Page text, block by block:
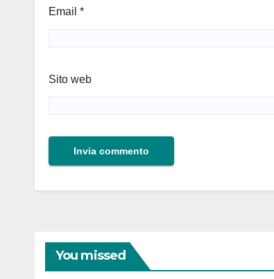
Email *
Sito web
You missed